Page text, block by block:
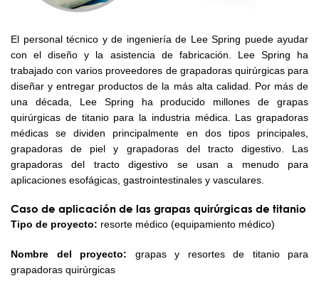
El personal técnico y de ingeniería de Lee Spring puede ayudar
con el diseño y la asistencia de fabricación. Lee Spring ha
trabajado con varios proveedores de grapadoras quirúrgicas para
diseñar y entregar productos de la más alta calidad. Por más de
una década, Lee Spring ha producido millones de grapas
quirúrgicas de titanio para la industria médica. Las grapadoras
médicas se dividen principalmente en dos tipos principales,
grapadoras de piel y grapadoras del tracto digestivo. Las
grapadoras del tracto digestivo se usan a menudo para
aplicaciones esofágicas, gastrointestinales y vasculares.
Caso de aplicación de las grapas quirúrgicas de titanio
Tipo de proyecto: resorte médico (equipamiento médico)
Nombre del proyecto: grapas y resortes de titanio para
grapadoras quirúrgicas